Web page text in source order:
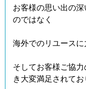
お客様の思い出の
のではなく
海外でのリユースに
そしてお客様ご協
き大変満足されてお